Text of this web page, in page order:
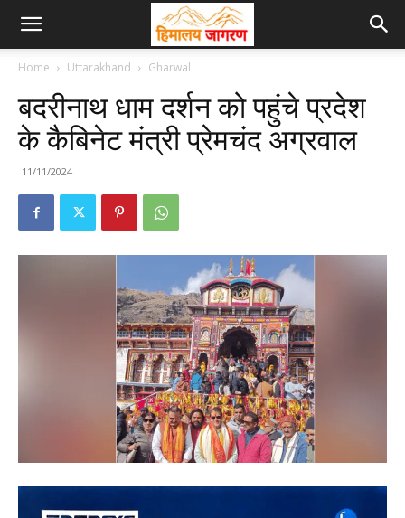
Home Uttarakhand Gharwal
बदरीनाथ धाम दर्शन को पहुंचे प्रदेश
के कैबिनेट मंत्री प्रेमचंद अग्रवाल
11/11/2024